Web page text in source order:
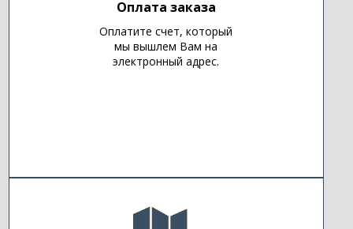
Оплата заказа
Оплатите счет, который
мы вышлем Вам на
электронный адрес.